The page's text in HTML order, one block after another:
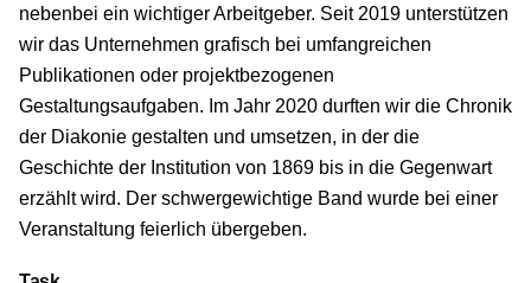
nebenbei ein wichtiger Arbeitgeber. Seit 2019 unterstützen
wir das Unternehmen grafisch bei umfangreichen
Publikationen oder projektbezogenen
Gestaltungsaufgaben. Im Jahr 2020 durften wir die Chronik
der Diakonie gestalten und umsetzen, in der die
Geschichte der Institution von 1869 bis in die Gegenwart
erzählt wird. Der schwergewichtige Band wurde bei einer
Veranstaltung feierlich übergeben.